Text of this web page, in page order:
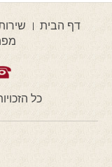
דף הבית
כל